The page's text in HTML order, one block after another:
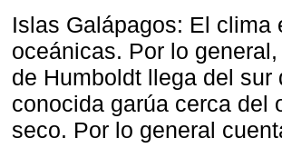
Islas Galápagos: El clima
oceánicas. Por lo
de Humboldt llega del
conocida garúa cerca del
seco. Por lo general